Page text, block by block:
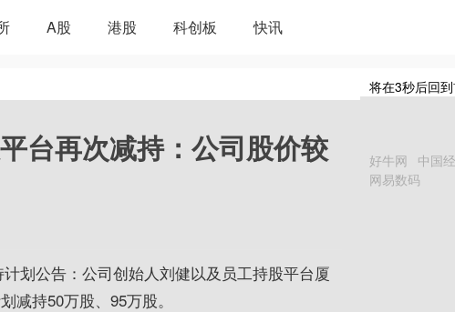
A股 港股 科创板 快讯
台再次减持：公司股价较
划公告：公司创始人刘健以及员工持股平台厦
减持50万股、95万股。
将在3秒后回
好牛网 中国
网易数码